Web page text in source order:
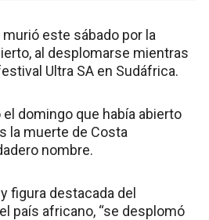
este sábado por la
al desplomarse mientras
Ultra SA en Sudáfrica.
domingo que había abierto
la muerte de Costa
nombre.
figura destacada del
país africano, “se desplomó